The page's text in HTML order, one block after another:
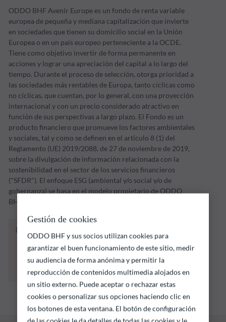
ODDO BHF Avenir Europe es un fondo de renta variable
europea de pequeña y mediana capitalización que invierte
en sociedades que tienen su domicilio social en la Unión
Europea o en un país europeo perteneciente a la OCDE.
Tiene como objetivo invertir de forma permanente en
acciones y lograr una apreciación del capital a lo largo del
tiempo. Durante el proceso de selección, otorga prioridad a
las sociedades más rentables de Europa, tanto cíclicas como
no cíclicas, que cuentan, por lo general, con una proyección
internacional y con un precio considerado atractivo en
función de sus perspectivas a largo plazo. El Fondo es un
producto financiero que promueve los factores ambientales
y sociales, tal y como se definen en el artículo 8 (1) del
Reglamento (UE) 2019/2088, de 27 de noviembre de 2019,
sobre la divulgación de información relacionada con la
sostenibilidad en el sector de los servicios financieros
("SFDR"). El enfoque ESG (ambiental y/o social y/o de
gobernanza) se basa en el modelo propietario de ODDO
BHF AM.
un riesgo de pérdida de capital.
Las rentabilidades pasadas no garantizan
resultados futuros y no son constantes en el
tiempo
Gestión de cookies
ODDO BHF y sus socios utilizan cookies para
garantizar el buen funcionamiento de este sitio, medir
su audiencia de forma anónima y permitir la
reproducción de contenidos multimedia alojados en
un sitio externo. Puede aceptar o rechazar estas
cookies o personalizar sus opciones haciendo clic en
los botones de esta ventana. El botón de configuración